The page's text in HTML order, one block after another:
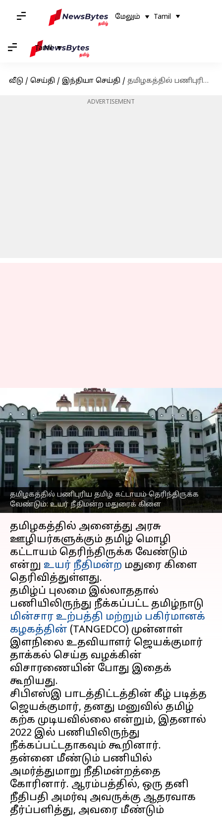
மேலும் Tamil
Tamil
வீடு / செய்தி / இந்தியா செய்தி / தமிழகத்தில் பணிபுரிய தமிழ் கட்டாயம் தெரிந்திருக்க வேண்டும்; உயர் நீதிமன்ற மதுரைக் கிளை அதிரடி
ADVERTISEMENT
தமிழகத்தில் பணிபுரிய தமிழ் கட்டாயம் தெரிந்திருக்க
வேண்டும்: உயர் நீதிமன்ற மதுரைக் கிளை
தமிழகத்தில் பணிபுரிய
தமிழ் கட்டாயம்
தெரிந்திருக்க வேண்டும்;
உயர் நீதிமன்ற மதுரைக்
கிளை அதிரடி
எழுதியவர் Sekar Chinnappan Mar 10, 2025 06:25 pm
செய்தி முன்னோட்டம்
தமிழகத்தில் அனைத்து அரசு
ஊழியர்களுக்கும் தமிழ் மொழி
கட்டாயம் தெரிந்திருக்க வேண்டும்
என்று உயர் நீதிமன்ற மதுரை கிளை
தெரிவித்துள்ளது.
தமிழ்ப் புலமை இல்லாததால்
பணியிலிருந்து நீக்கப்பட்ட தமிழ்நாடு
மின்சார உற்பத்தி மற்றும் பகிர்மானக்
கழகத்தின் (TANGEDCO) முன்னாள்
இளநிலை உதவியாளர் ஜெயக்குமார்
தாக்கல் செய்த வழக்கின்
விசாரணையின் போது இதைக்
கூறியது.
சிபிஎஸ்இ பாடத்திட்டத்தின் கீழ் படித்த
ஜெயக்குமார், தனது மனுவில் தமிழ்
கற்க முடியவில்லை என்றும், இதனால்
2022 இல் பணியிலிருந்து
நீக்கப்பட்டதாகவும் கூறினார்.
தன்னை மீண்டும் பணியில்
அமர்த்துமாறு நீதிமன்றத்தை
கோரினார். ஆரம்பத்தில், ஒரு தனி
நீதிபதி அமர்வு அவருக்கு ஆதரவாக
தீர்ப்பளித்து, அவரை மீண்டும்